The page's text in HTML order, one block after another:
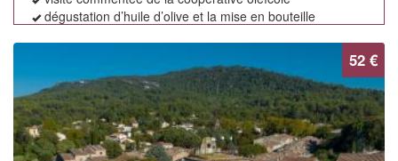
dégustation d’huile d’olive et la mise en bouteille
52 €